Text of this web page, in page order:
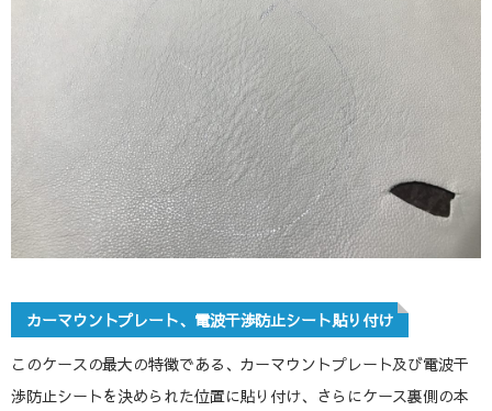
カーマウントプレート、電波干渉防止シート貼り付け
このケースの最大の特徴である、カーマウントプレート及び電波干
渉防止シートを決められた位置に貼り付け、さらにケース裏側の本